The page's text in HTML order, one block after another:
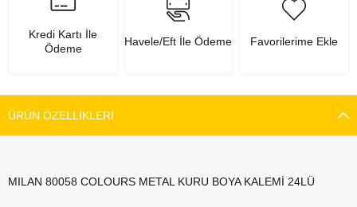
Kredi Kartı İle
Ödeme
Havele/Eft İle Ödeme Favorilerime Ekle
ÜRÜN ÖZELLIKLERI
MILAN 80058 COLOURS METAL KURU BOYA KALEMİ 24LÜ